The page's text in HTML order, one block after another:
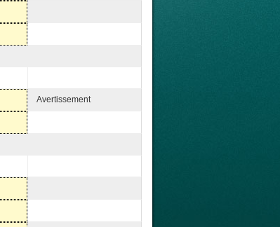
Avertissement